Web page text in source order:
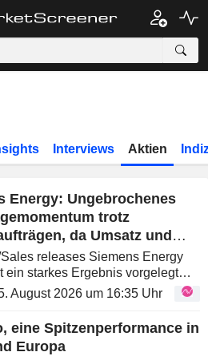
Interviews Aktien
Energy: Ungebrochenes
trotz
da Umsatz und
anziehen
releases Siemens Energy
ein starkes Ergebnis vorgelegt
abermals die robuste zugrunde
über das gesamte
unterstrichen. Das...
August 2026 um 16:35 Uhr
eine Spitzenperformance in
Europa